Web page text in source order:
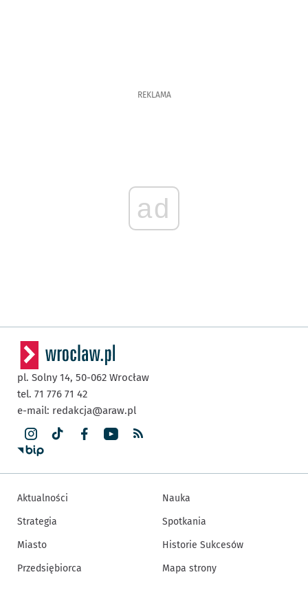
REKLAMA
ad
pl. Solny 14, 50-062 Wrocław
tel. 71 776 71 42
e-mail: redakcja@araw.pl
Aktualności
Strategia
Miasto
Przedsiębiorca
Nauka
Spotkania
Historie Sukcesów
Mapa strony